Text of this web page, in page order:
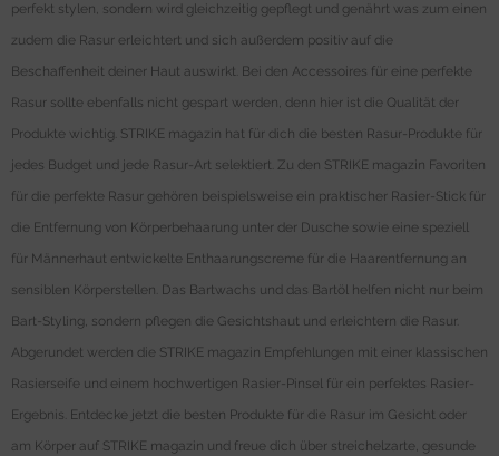
perfekt stylen, sondern wird gleichzeitig gepflegt und genährt was zum einen
zudem die Rasur erleichtert und sich außerdem positiv auf die
Beschaffenheit deiner Haut auswirkt. Bei den Accessoires für eine perfekte
Rasur sollte ebenfalls nicht gespart werden, denn hier ist die Qualität der
Produkte wichtig. STRIKE magazin hat für dich die besten Rasur-Produkte für
jedes Budget und jede Rasur-Art selektiert. Zu den STRIKE magazin Favoriten
für die perfekte Rasur gehören beispielsweise ein praktischer Rasier-Stick für
die Entfernung von Körperbehaarung unter der Dusche sowie eine speziell
für Männerhaut entwickelte Enthaarungscreme für die Haarentfernung an
sensiblen Körperstellen. Das Bartwachs und das Bartöl helfen nicht nur beim
Bart-Styling, sondern pflegen die Gesichtshaut und erleichtern die Rasur.
Abgerundet werden die STRIKE magazin Empfehlungen mit einer klassischen
Rasierseife und einem hochwertigen Rasier-Pinsel für ein perfektes Rasier-
Ergebnis. Entdecke jetzt die besten Produkte für die Rasur im Gesicht oder
am Körper auf STRIKE magazin und freue dich über streichelzarte, gesunde